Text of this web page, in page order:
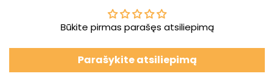
Būkite pirmas parašęs atsiliepimą
Parašykite atsiliepimą